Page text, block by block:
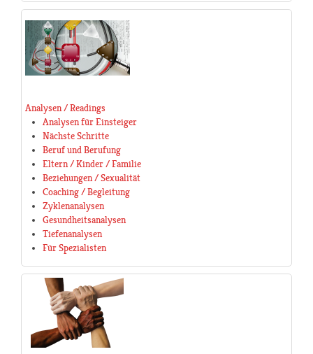
Analysen / Readings
Analysen für Einsteiger
Nächste Schritte
Beruf und Berufung
Eltern / Kinder / Familie
Beziehungen / Sexualität
Coaching / Begleitung
Zyklenanalysen
Gesundheitsanalysen
Tiefenanalysen
Für Spezialisten